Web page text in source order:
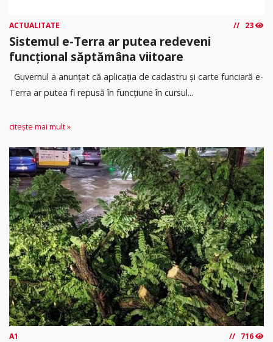
ACTUALITATE 23
Sistemul e-Terra ar putea redeveni
funcțional săptămâna viitoare
Guvernul a anunțat că aplicația de cadastru și carte funciară e-
Terra ar putea fi repusă în funcțiune în cursul...
citește mai mult »
A1 716